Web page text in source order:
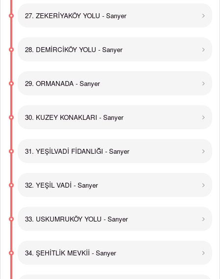
27. ZEKERİYAKÖY YOLU - Sarıyer
28. DEMİRCİKÖY YOLU - Sarıyer
29. ORMANADA - Sarıyer
30. KUZEY KONAKLARI - Sarıyer
31. YEŞİLVADİ FİDANLIĞI - Sarıyer
32. YEŞİL VADİ - Sarıyer
33. USKUMRUKÖY YOLU - Sarıyer
34. ŞEHİTLİK MEVKİİ - Sarıyer